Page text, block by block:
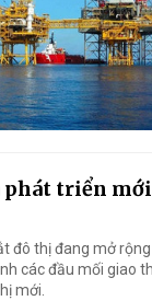
phát triển mới
đô thị đang mở
các đầu mối giao
mới.